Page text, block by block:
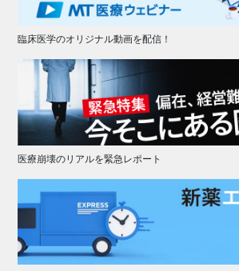
臨床医学のオリジナル動画を配信！
医療崩壊のリアルを緊急レポート